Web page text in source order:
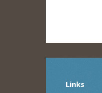
Links